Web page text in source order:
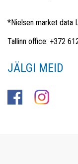
*Nielsen market data
Tallinn office: +372
JÄLGI MEID